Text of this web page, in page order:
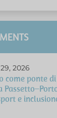
2026
come ponte
e